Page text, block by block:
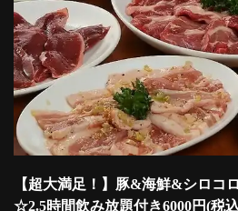
【超大満足！】豚&海鮮&シロコ
☆2.5時間飲み放題付き6000円(税